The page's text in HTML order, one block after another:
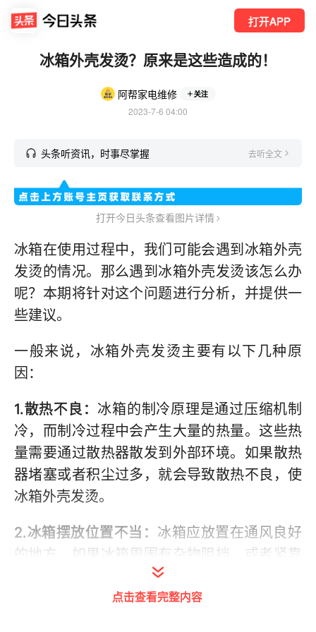
打开APP
冰箱外壳发烫？原来是这些造成的！
阿帮家电维修 关注
2023-7-6 04:00
头条听资讯，时事尽掌握 去听全文
打开今日头条查看图片详情
冰箱在使用过程中，我们可能会遇到冰箱外壳
发烫的情况。那么遇到冰箱外壳发烫该怎么办
呢？本期将针对这个问题进行分析，并提供一
些建议。
一般来说，冰箱外壳发烫主要有以下几种原
因：
1.散热不良： 冰箱的制冷原理是通过压缩机制
冷，而制冷过程中会产生大量的热量。这些热
量需要通过散热器散发到外部环境。如果散热
器堵塞或者积尘过多，就会导致散热不良，使
冰箱外壳发烫。
2.冰箱摆放位置不当： 冰箱应放置在通风良好
的地方，如果冰箱周围有杂物阻挡，或者紧靠
墙壁，就会影响冰箱散热，导致外壳发烫。
点击查看完整内容